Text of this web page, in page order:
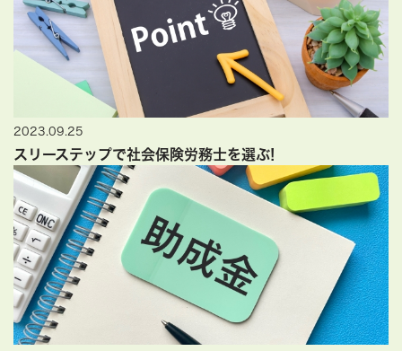
2023.09.25
スリーステップで社会保険労務士を選ぶ!